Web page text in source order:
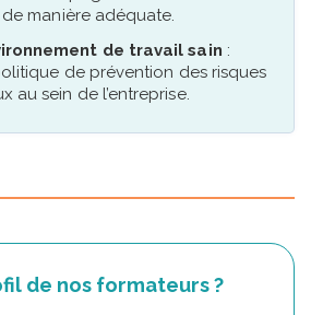
manière adéquate.
de travail sain :
de prévention des risques
au sein de l’entreprise.
de nos formateurs ?